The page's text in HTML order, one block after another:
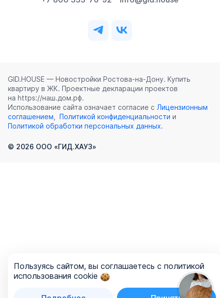
GID.HOUSE — Новостройки Ростова‑на‑Дону. Купить
квартиру в ЖК. Проектные декларации проектов
на https://наш.дом.рф.
Использование сайта означает согласие с Лицензионным
соглашением
Политикой конфиденциальности и
Политикой обработки персональных данных.
© 2026 ООО «ГИД.ХАУЗ»
Пользуясь сайтом, вы соглашаетесь с политикой
использования cookie